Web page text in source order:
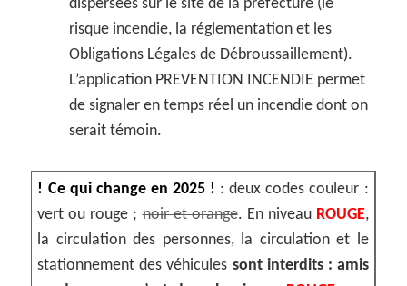
dispersées sur le site de la préfecture (le
risque incendie, la réglementation et les
Obligations Légales de Débroussaillement).
L’application PREVENTION INCENDIE permet
de signaler en temps réel un incendie dont on
serait témoin.
! Ce qui change en 2025 ! : deux codes couleur :
vert ou rouge ;noir et orange. En niveau ROUGE,
la circulation des personnes, la circulation et le
stationnement des véhicules sont interdits : amis